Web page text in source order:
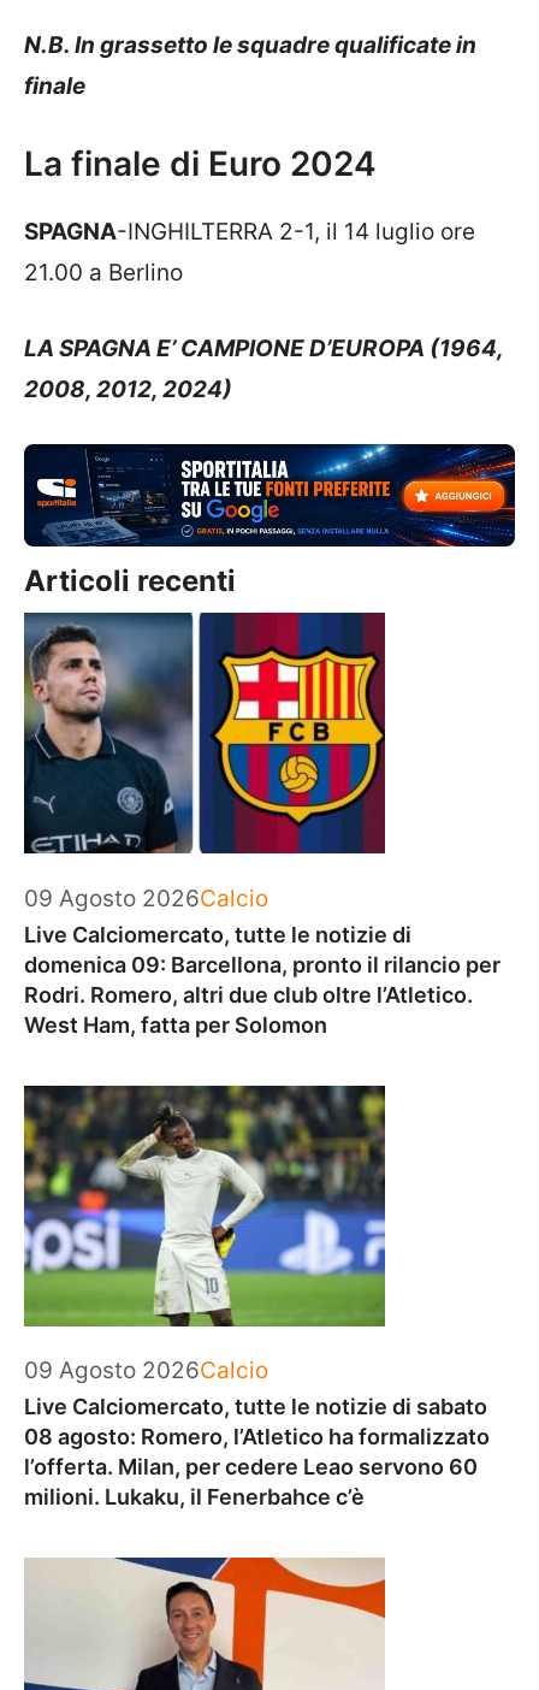
N.B. In grassetto le squadre qualificate in
finale
La finale di Euro 2024
SPAGNA-INGHILTERRA 2-1, il 14 luglio ore
21.00 a Berlino
LA SPAGNA E’ CAMPIONE D’EUROPA (1964,
2008, 2012, 2024)
Articoli recenti
09 Agosto 2026Categorie
Calcio
Live Calciomercato, tutte le notizie di
domenica 09: Barcellona, pronto il rilancio per
Rodri. Romero, altri due club oltre l’Atletico.
West Ham, fatta per Solomon
09 Agosto 2026Categorie
Calcio
Live Calciomercato, tutte le notizie di sabato
08 agosto: Romero, l’Atletico ha formalizzato
l’offerta. Milan, per cedere Leao servono 60
milioni. Lukaku, il Fenerbahce c’è